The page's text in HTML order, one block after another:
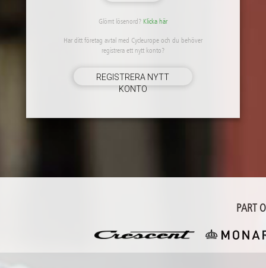
Glömt lösenord? Klicka här
Har ditt företag avtal med Cycleurope och du behöver
registrera ett nytt konto?
REGISTRERA NYTT
KONTO
PART